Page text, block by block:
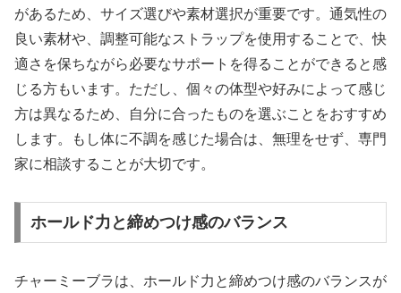
があるため、サイズ選びや素材選択が重要です。通気性の
良い素材や、調整可能なストラップを使用することで、快
適さを保ちながら必要なサポートを得ることができると感
じる方もいます。ただし、個々の体型や好みによって感じ
方は異なるため、自分に合ったものを選ぶことをおすすめ
します。もし体に不調を感じた場合は、無理をせず、専門
家に相談することが大切です。
ホールド力と締めつけ感のバランス
チャーミーブラは、ホールド力と締めつけ感のバランスが